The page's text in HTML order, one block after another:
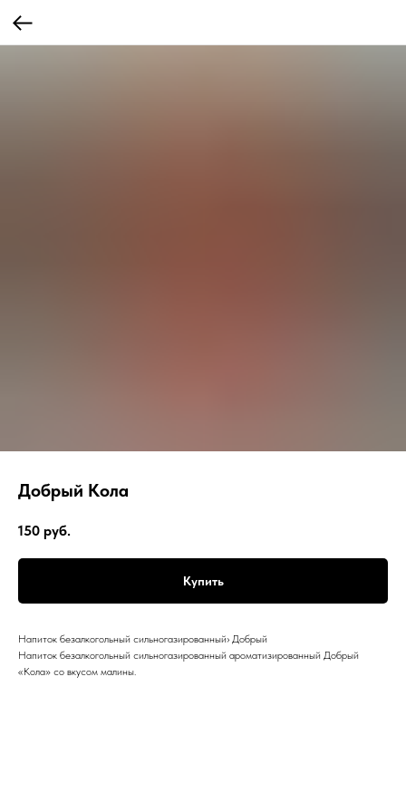
Добрый Кола
150 руб.
Купить
Напиток безалкогольный сильногазированный› Добрый
Напиток безалкогольный сильногазированный ароматизированный Добрый
«Кола» со вкусом малины.